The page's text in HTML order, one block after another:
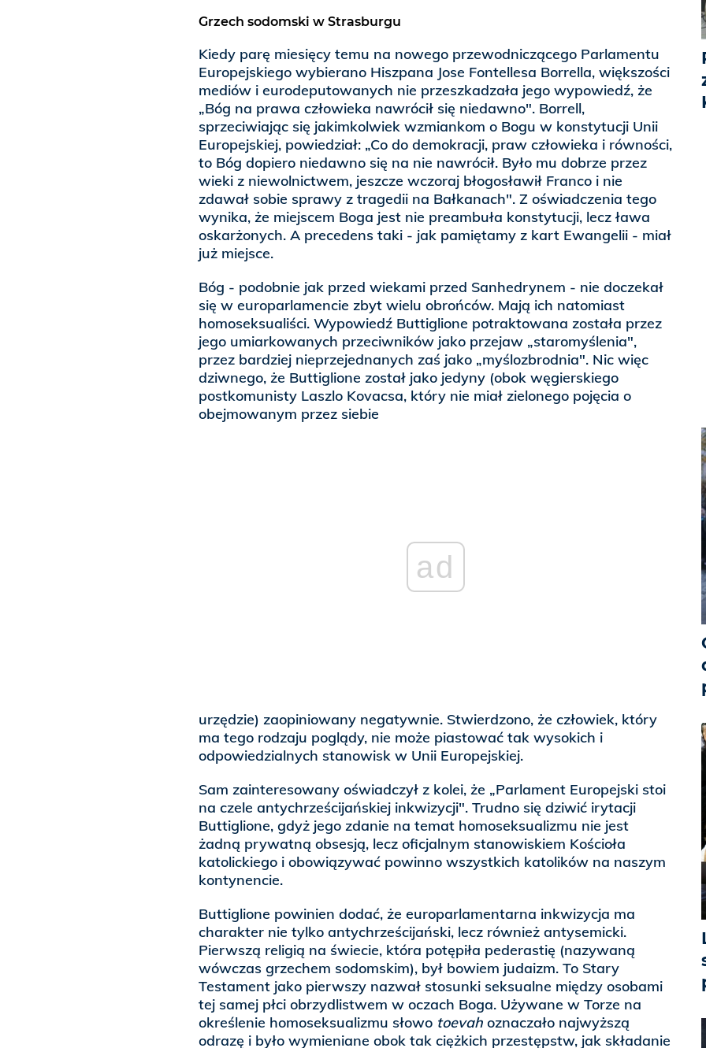
Grzech sodomski w Strasburgu
Kiedy parę miesięcy temu na nowego przewodniczącego Parlamentu
Europejskiego wybierano Hiszpana Jose Fontellesa Borrella, większości
mediów i eurodeputowanych nie przeszkadzała jego wypowiedź, że
„Bóg na prawa człowieka nawrócił się niedawno". Borrell,
sprzeciwiając się jakimkolwiek wzmiankom o Bogu w konstytucji Unii
Europejskiej, powiedział: „Co do demokracji, praw człowieka i równości,
to Bóg dopiero niedawno się na nie nawrócił. Było mu dobrze przez
wieki z niewolnictwem, jeszcze wczoraj błogosławił Franco i nie
zdawał sobie sprawy z tragedii na Bałkanach". Z oświadczenia tego
wynika, że miejscem Boga jest nie preambuła konstytucji, lecz ława
oskarżonych. A precedens taki - jak pamiętamy z kart Ewangelii - miał
już miejsce.
Bóg - podobnie jak przed wiekami przed Sanhedrynem - nie doczekał
się w europarlamencie zbyt wielu obrońców. Mają ich natomiast
homoseksualiści. Wypowiedź Buttiglione potraktowana została przez
jego umiarkowanych przeciwników jako przejaw „staromyślenia",
przez bardziej nieprzejednanych zaś jako „myślozbrodnia". Nic więc
dziwnego, że Buttiglione został jako jedyny (obok węgierskiego
postkomunisty Laszlo Kovacsa, który nie miał zielonego pojęcia o
obejmowanym przez siebie
ad
urzędzie) zaopiniowany negatywnie. Stwierdzono, że człowiek, który
ma tego rodzaju poglądy, nie może piastować tak wysokich i
odpowiedzialnych stanowisk w Unii Europejskiej.
Sam zainteresowany oświadczył z kolei, że „Parlament Europejski stoi
na czele antychrześcijańskiej inkwizycji". Trudno się dziwić irytacji
Buttiglione, gdyż jego zdanie na temat homoseksualizmu nie jest
żadną prywatną obsesją, lecz oficjalnym stanowiskiem Kościoła
katolickiego i obowiązywać powinno wszystkich katolików na naszym
kontynencie.
Buttiglione powinien dodać, że europarlamentarna inkwizycja ma
charakter nie tylko antychrześcijański, lecz również antysemicki.
Pierwszą religią na świecie, która potępiła pederastię (nazywaną
wówczas grzechem sodomskim), był bowiem judaizm. To Stary
Testament jako pierwszy nazwał stosunki seksualne między osobami
tej samej płci obrzydlistwem w oczach Boga. Używane w Torze na
określenie homoseksualizmu słowo toevah oznaczało najwyższą
odrazę i było wymieniane obok tak ciężkich przestępstw, jak składanie